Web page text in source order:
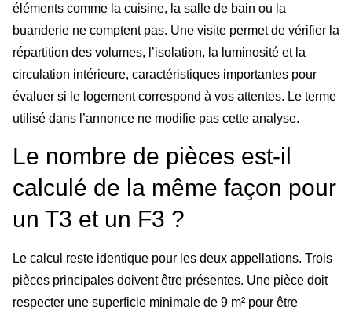
éléments comme la cuisine, la salle de bain ou la
buanderie ne comptent pas. Une visite permet de vérifier la
répartition des volumes, l’isolation, la luminosité et la
circulation intérieure, caractéristiques importantes pour
évaluer si le logement correspond à vos attentes. Le terme
utilisé dans l’annonce ne modifie pas cette analyse.
Le nombre de pièces est-il
calculé de la même façon pour
un T3 et un F3 ?
Le calcul reste identique pour les deux appellations. Trois
pièces principales doivent être présentes. Une pièce doit
respecter une superficie minimale de 9 m² pour être